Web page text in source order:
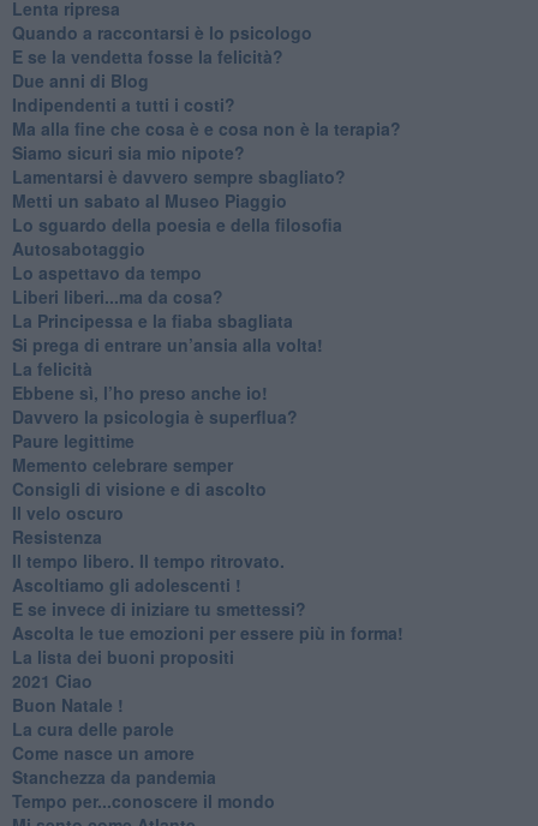
​Lenta ripresa
​Quando a raccontarsi è lo psicologo
​E se la vendetta fosse la felicità?
​Due anni di Blog
​Indipendenti a tutti i costi?
​Ma alla fine che cosa è e cosa non è la terapia?
​Siamo sicuri sia mio nipote?
​Lamentarsi è davvero sempre sbagliato?
​Metti un sabato al Museo Piaggio
​Lo sguardo della poesia e della filosofia
Autosabotaggio
​Lo aspettavo da tempo
​Liberi liberi...ma da cosa?
​La Principessa e la fiaba sbagliata
Si prega di entrare un’ansia alla volta!
​La felicità
​Ebbene sì, l’ho preso anche io!
​Davvero la psicologia è superflua?
Paure legittime
​Memento celebrare semper
​Consigli di visione e di ascolto
​Il velo oscuro
Resistenza
​Il tempo libero. Il tempo ritrovato.
Ascoltiamo gli adolescenti !
​E se invece di iniziare tu smettessi?
​Ascolta le tue emozioni per essere più in forma!
​La lista dei buoni propositi
2021 Ciao
Buon Natale !
​La cura delle parole
​Come nasce un amore
Stanchezza da pandemia
​Tempo per...conoscere il mondo